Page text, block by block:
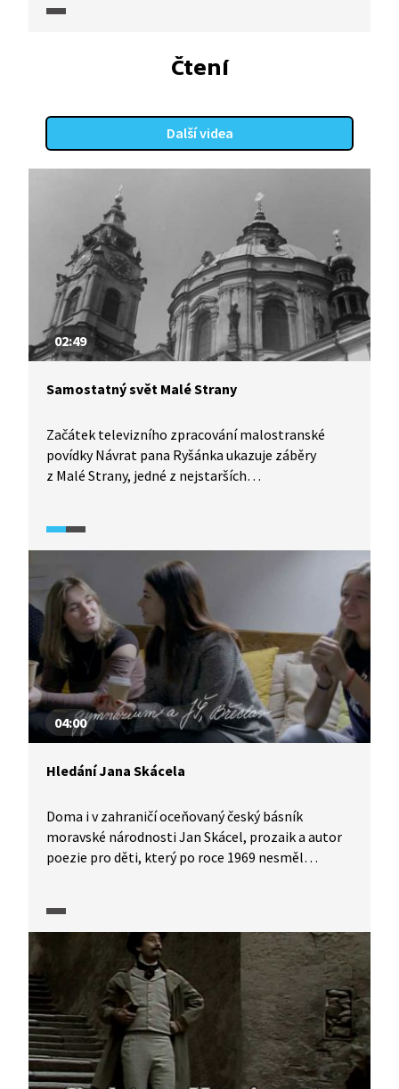
břeclavského gymnázia, které autor sám také
Čtení
Další videa
02:49
Samostatný svět Malé Strany
Začátek televizního zpracování malostranské
povídky Návrat pana Ryšánka ukazuje záběry
z Malé Strany, jedné z nejstarších
samostatným městem. Jde o jednu
z nejoblíbenějších pražských čtvrtí, lokalitu plnou
památek, tajemných uliček a zákoutí, která
inspirovala mnoho umělců včetně slavného
rodáka Jana Nerudy.
04:00
Hledání Jana Skácela
Doma i v zahraničí oceňovaný český básník
moravské národnosti Jan Skácel, prozaik a autor
poezie pro děti, který po roce 1969 nesměl
břeclavského gymnázia, které autor sám také
v minulém století studoval.